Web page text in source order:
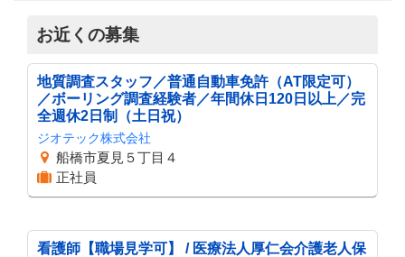
お近くの募集
地質調査スタッフ／普通自動車免許（AT限定可）
／ボーリング調査経験者／年間休日120日以上／完
全週休2日制（土日祝）
ジオテック株式会社
船橋市夏見５丁目４
正社員
看護師【職場見学可】 / 医療法人厚仁会介護老人保